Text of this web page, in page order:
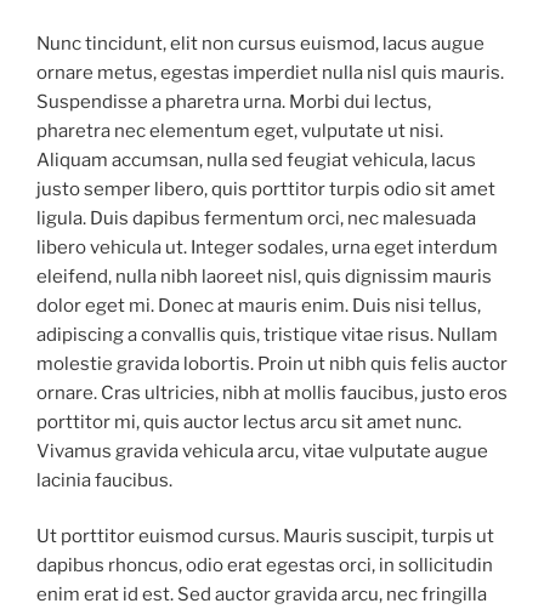
Nunc tincidunt, elit non cursus euismod, lacus augue
ornare metus, egestas imperdiet nulla nisl quis mauris.
Suspendisse a pharetra urna. Morbi dui lectus,
pharetra nec elementum eget, vulputate ut nisi.
Aliquam accumsan, nulla sed feugiat vehicula, lacus
justo semper libero, quis porttitor turpis odio sit amet
ligula. Duis dapibus fermentum orci, nec malesuada
libero vehicula ut. Integer sodales, urna eget interdum
eleifend, nulla nibh laoreet nisl, quis dignissim mauris
dolor eget mi. Donec at mauris enim. Duis nisi tellus,
adipiscing a convallis quis, tristique vitae risus. Nullam
molestie gravida lobortis. Proin ut nibh quis felis auctor
ornare. Cras ultricies, nibh at mollis faucibus, justo eros
porttitor mi, quis auctor lectus arcu sit amet nunc.
Vivamus gravida vehicula arcu, vitae vulputate augue
lacinia faucibus.
Ut porttitor euismod cursus. Mauris suscipit, turpis ut
dapibus rhoncus, odio erat egestas orci, in sollicitudin
enim erat id est. Sed auctor gravida arcu, nec fringilla